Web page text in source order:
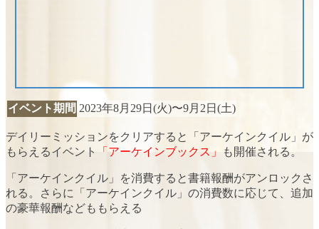
イベント期間 2023年8月29日(火)〜9月2日(土)
デイリーミッションをクリアすると「アーケインクイル」が
もらえるイベント
「アーケインブックス」 も開催される。
「アーケインクイル」を消費すると書籍報酬がアンロックさ
れる。さらに「アーケインクイル」の消費数に応じて、追加
の豪華報酬などももらえる